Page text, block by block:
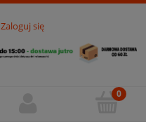
Zaloguj się